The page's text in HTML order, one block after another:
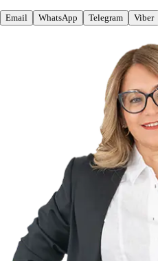
Email WhatsApp Telegram Viber